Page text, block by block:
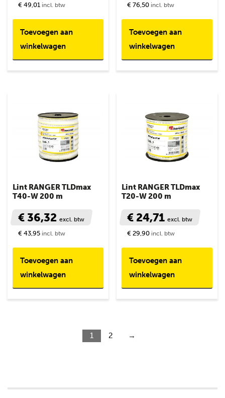
€ 49,01 incl. btw
Toevoegen aan
winkelwagen
€ 76,50 incl. btw
Toevoegen aan
winkelwagen
Lint RANGER TLDmax
T40-W 200 m
€ 36,32 excl. btw
€ 43,95 incl. btw
Toevoegen aan
winkelwagen
Lint RANGER TLDmax
T20-W 200 m
€ 24,71excl. btw
€ 29,90 incl. btw
Toevoegen aan
winkelwagen
1 2 →